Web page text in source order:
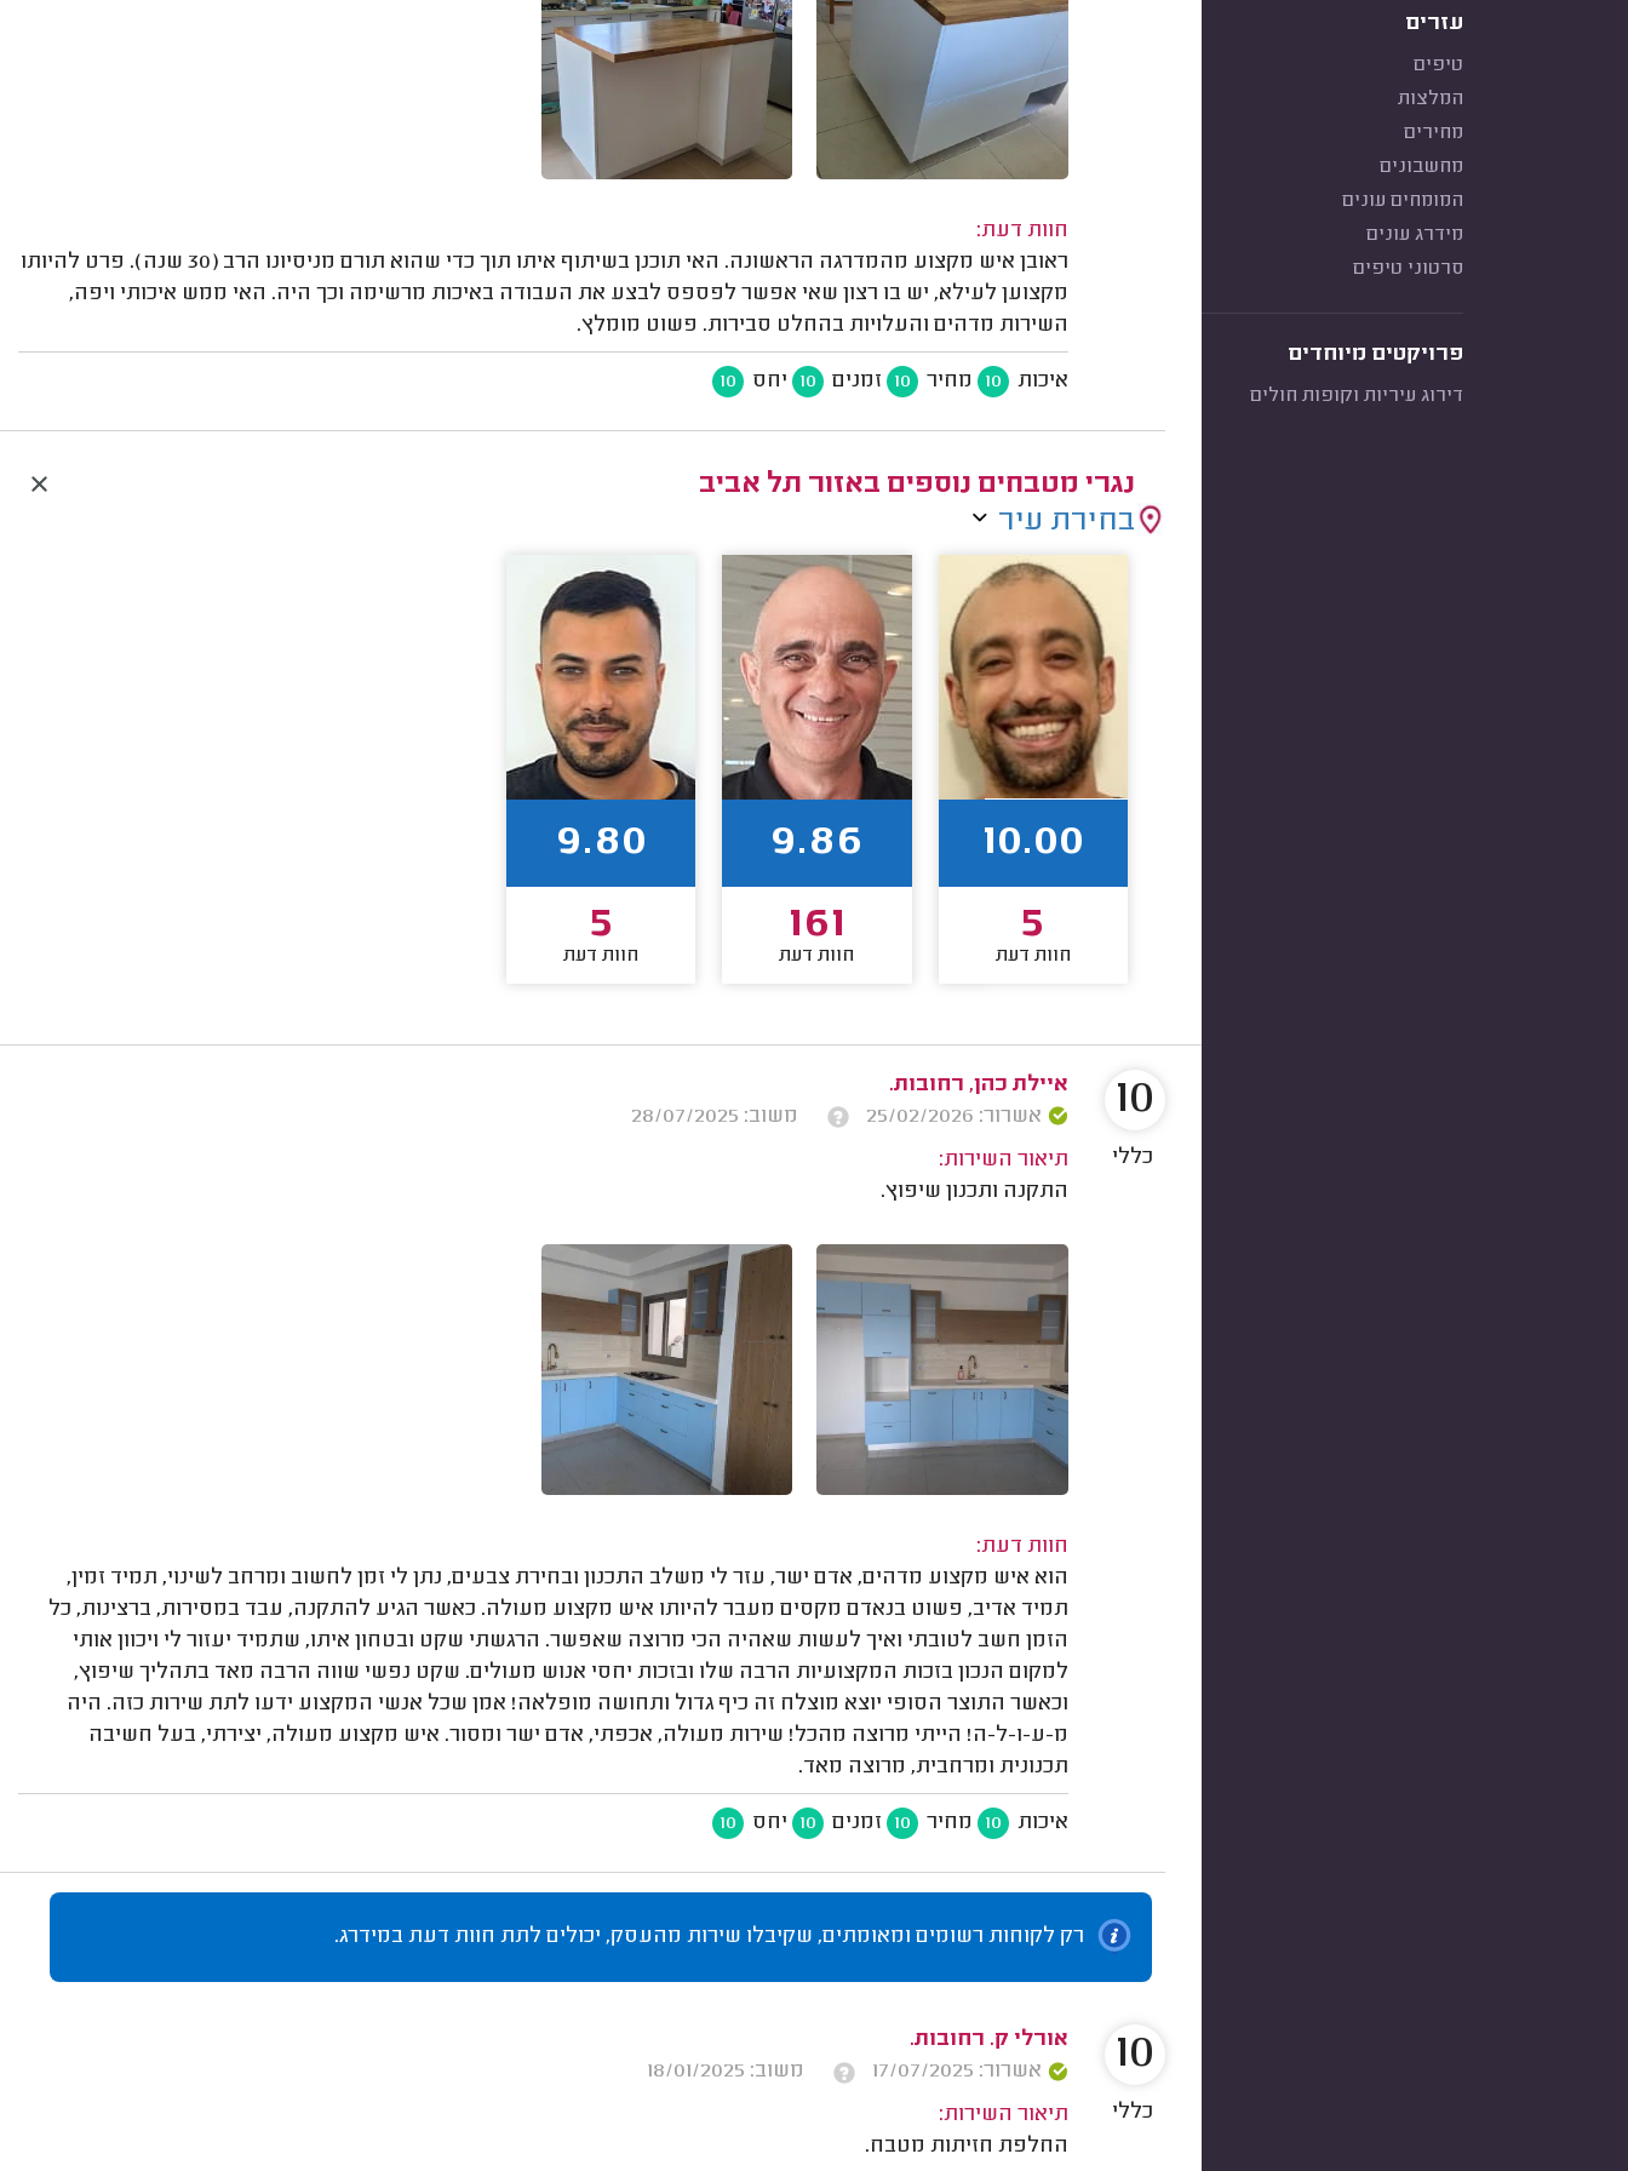
עזרים
טיפים
המלצות
מחירים
מחשבונים
המומחים עונים
מידרג עונים
סרטוני טיפים
פרויקטים מיוחדים
דירוג עיריות וקופות חולים
חוות דעת:
ראובן איש מקצוע מהמדרגה הראשונה. האי תוכנן בשיתוף איתו תוך כדי שהוא תורם מניסיונו הרב (30 שנה). פרט להיותו
מקצוען לעילא, יש בו רצון שאי אפשר לפספס לבצע את העבודה באיכות מרשימה וכך היה. האי ממש איכותי ויפה,
השירות מדהים והעלויות בהחלט סבירות. פשוט מומלץ.
איכות 10 מחיר 10 זמנים 10 יחס 10
נגרי מטבחים נוספים באזור תל אביב
בחירת עיר
10.00
5
חוות דעת
9.86
161
חוות דעת
9.80
5
חוות דעת
איילת כהן, רחובות.
אשרור: 25/02/2026
משוב: 28/07/2025
תיאור השירות:
התקנה ותכנון שיפוץ.
חוות דעת:
הוא איש מקצוע מדהים, אדם ישר, עזר לי משלב התכנון ובחירת צבעים, נתן לי זמן לחשוב ומרחב לשינוי, תמיד זמין,
תמיד אדיב, פשוט בנאדם מקסים מעבר להיותו איש מקצוע מעולה. כאשר הגיע להתקנה, עבד במסירות, ברצינות, כל
הזמן חשב לטובתי ואיך לעשות שאהיה הכי מרוצה שאפשר. הרגשתי שקט ובטחון איתו, שתמיד יעזור לי ויכוון אותי
למקום הנכון בזכות המקצועיות הרבה שלו ובזכות יחסי אנוש מעולים. שקט נפשי שווה הרבה מאד בתהליך שיפוץ,
וכאשר התוצר הסופי יוצא מוצלח זה כיף גדול ותחושה מופלאה! אמן שכל אנשי המקצוע ידעו לתת שירות כזה. היה
מ-ע-ו-ל-ה! הייתי מרוצה מהכל! שירות מעולה, אכפתי, אדם ישר ומסור. איש מקצוע מעולה, יצירתי, בעל חשיבה
תכנונית ומרחבית, מרוצה מאד.
איכות 10 מחיר 10 זמנים 10 יחס 10
10
כללי
רק לקוחות רשומים ומאומתים, שקיבלו שירות מהעסק, יכולים לתת חוות דעת במידרג.
אורלי ק. רחובות.
אשרור: 17/07/2025
משוב: 18/01/2025
תיאור השירות:
החלפת חזיתות מטבח.
10
כללי